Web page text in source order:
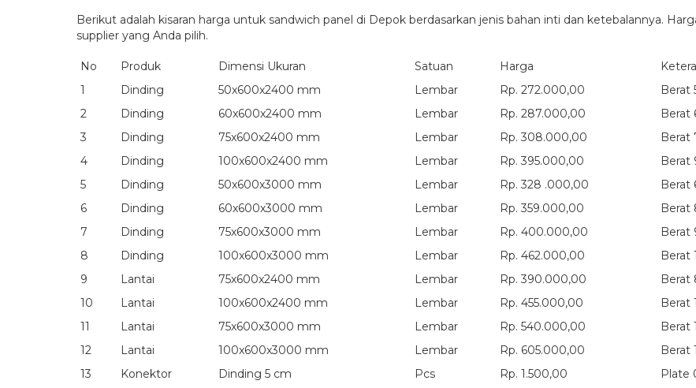
Berikut adalah kisaran harga untuk sandwich panel di Depok berdasarkan jenis bahan inti dan ketebalannya.
supplier yang Anda pilih.
No Produk Dimensi Ukuran Satuan Harga
1
Dinding 50x600x2400 mm Lembar Rp. 272.000,00
Berat
2
Dinding 60x600x2400 mm Lembar Rp. 287.000,00
Berat
3
Dinding 75x600x2400 mm Lembar Rp. 308.000,00
Berat
4
Dinding 100x600x2400 mm Lembar Rp. 395.000,00
Berat
5
Dinding 50x600x3000 mm Lembar Rp. 328 .000,00
Berat
6
Dinding 60x600x3000 mm Lembar Rp. 359.000,00
Berat
7
Dinding 75x600x3000 mm Lembar Rp. 400.000,00
Berat
8
Dinding 100x600x3000 mm Lembar Rp. 462.000,00
Berat
9
Lantai 75x600x2400 mm Lembar Rp. 390.000,00
Berat
10
Lantai 100x600x2400 mm Lembar Rp. 455.000,00
Berat
11
Lantai 75x600x3000 mm Lembar Rp. 540.000,00
Berat
12
Lantai 100x600x3000 mm Lembar Rp. 605.000,00
Berat
13
Konektor Dinding 5 cm Pcs Rp. 1.500,00
Plate